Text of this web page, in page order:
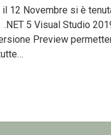
il 12 Novembre si è
5 Visual Studio
Preview